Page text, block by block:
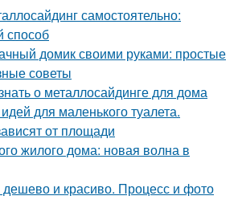
самостоятельно:
способ
домик своими руками: простые
советы
о металлосайдинге для дома
для маленького туалета.
от площади
жилого дома: новая волна в
дешево и красиво. Процесс и фото